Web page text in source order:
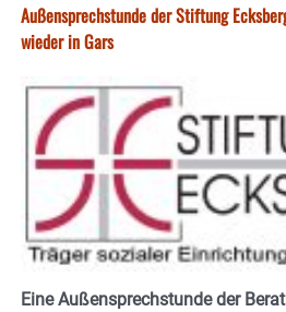
Außensprechstunde der Stiftung
wieder in Gars
Eine Außensprechstunde der